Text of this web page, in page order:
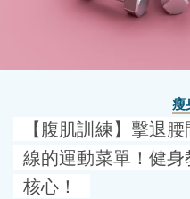
瘦
【腹肌訓練】擊退
線的運動菜單！健
核心！